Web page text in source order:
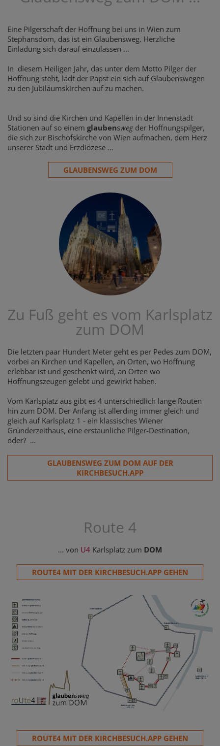
Eine Pilgerschaft der Hoffnung bei uns in Wien zum
Stephansdom, das ist ein Glaubensweg. Herzliche
Einladung sich darauf einzulassen ...
In diesem Heiligen Jahr, das unter dem Motto Pilger der
Hoffnung steht, lädt der Papst ein sich auf Glaubenswegen
zu den Jubiläumskirchen auf zu machen.
Und so sind die Kirchen und Kapellen in der Innenstadt
Stationen auf so einem glaubensweg der Hoffnungspilger,
die sich zur Bischofskirche von Wien aufmachen, dem Herz
unserer Stadt und Erzdiözese ...
GLAUBENSWEG ZUM DOM
Zu Fuß geht es vom Karlsplatz
zum DOM
Die letzten paar Hundert Meter geht es per Pedes zum DOM,
vorbei an Kirchen und Kapellen, an Orten, wo Hoffnung
erlebbar ist und geschenkt wird, an Orten wo
Hoffnungszeugen gelebt und gewirkt haben.
Vom Karlsplatz aus gibt es 4 unterschiedlich lange Routen
hin zum DOM. Der Anfang ist allerding immer gleich und
gleich auf Karlsplatz 1 - ein klassisches Wiener
Gründerzeithaus, eine erstaunliche Pilger-Destination,
oder? ...
GLAUBENSWEG ZUM DOM AUF DER
KIRCHBESUCH.APP
Route 4
... von U4 Karlsplatz zum DOM
ROUTE4 MIT DER KIRCHBESUCH.APP GEHEN
ROUTE4 MIT DER KIRCHBESUCH.APP GEHEN